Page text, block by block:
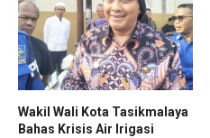
Wakil Wali Kota Tasikmalaya
Bahas Krisis Air Irigasi